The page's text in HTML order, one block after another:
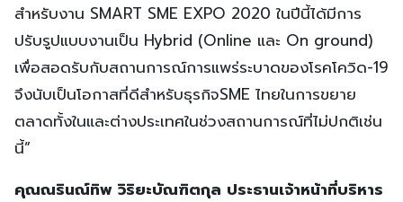
สำหรับงาน SMART SME EXPO 2020 ในปีนี้ได้มีการ
ปรับรูปแบบงานเป็น Hybrid (Online และ On ground)
เพื่อสอดรับกับสถานการณ์การแพร่ระบาดของโรคโควิด-19
จึงนับเป็นโอกาสที่ดีสำหรับธุรกิจSME ไทยในการขยาย
ตลาดทั้งในและต่างประเทศในช่วงสถานการณ์ที่ไม่ปกติเช่น
นี้”
คุณณรินณ์ทิพ วิริยะบัณฑิตกุล ประธานเจ้าหน้าที่บริหาร